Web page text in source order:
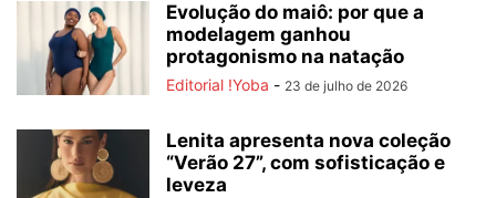
Evolução do maiô: por que a
modelagem ganhou
protagonismo na natação
Editorial !Yoba - 23 de julho de 2026
Lenita apresenta nova coleção
“Verão 27”, com sofisticação e
leveza